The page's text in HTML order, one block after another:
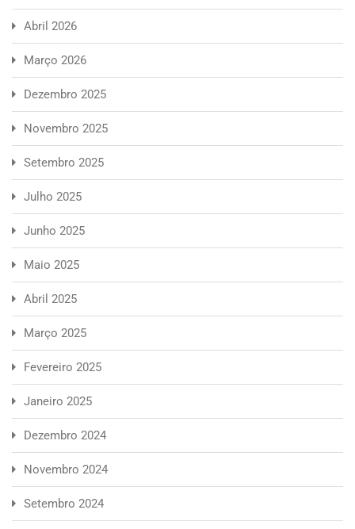
Abril 2026
Março 2026
Dezembro 2025
Novembro 2025
Setembro 2025
Julho 2025
Junho 2025
Maio 2025
Abril 2025
Março 2025
Fevereiro 2025
Janeiro 2025
Dezembro 2024
Novembro 2024
Setembro 2024